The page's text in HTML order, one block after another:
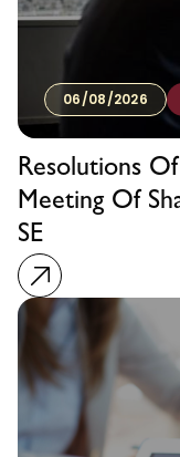
06/08/2026
Resolutions
Meeting Of
SE